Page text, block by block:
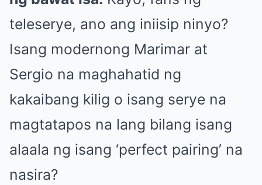
teleserye, ano ang iniisip ninyo?
Isang modernong Marimar at
Sergio na maghahatid ng
kakaibang kilig o isang serye na
magtatapos na lang bilang isang
alaala ng isang ‘perfect pairing’ na
nasira?